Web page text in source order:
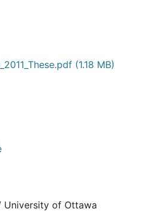
(1.18 MB)
University of Ottawa